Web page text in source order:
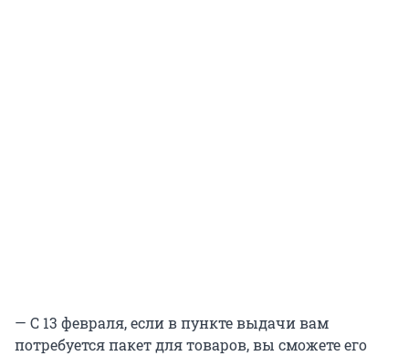
— С 13 февраля, если в пункте выдачи вам
потребуется пакет для товаров, вы сможете его